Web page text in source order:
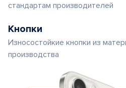
стандартам производителей
Кнопки
Износостойкие кнопки из
производства